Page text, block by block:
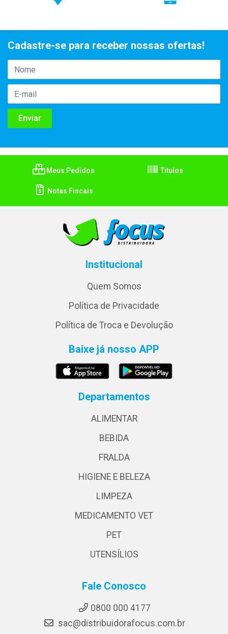
Cadastre-se para receber nossas ofertas!
Meus Pedidos Títulos
Notas Fiscais
Institucional
Quem Somos
Política de Privacidade
Política de Troca e Devolução
Baixe já nosso APP
Departamentos
ALIMENTAR
BEBIDA
FRALDA
HIGIENE E BELEZA
LIMPEZA
MEDICAMENTO VET
PET
UTENSÍLIOS
Fale Conosco
0800 000 4177
sac@distribuidorafocus.com.br